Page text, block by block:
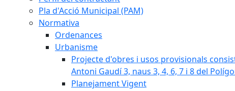
Pla d'Acció Municipal (PAM)
Normativa
Ordenances
Urbanisme
Projecte d'obres i usos provisionals
Antoni Gaudí 3, naus 3, 4, 6, 7 i 8 del
Planejament Vigent